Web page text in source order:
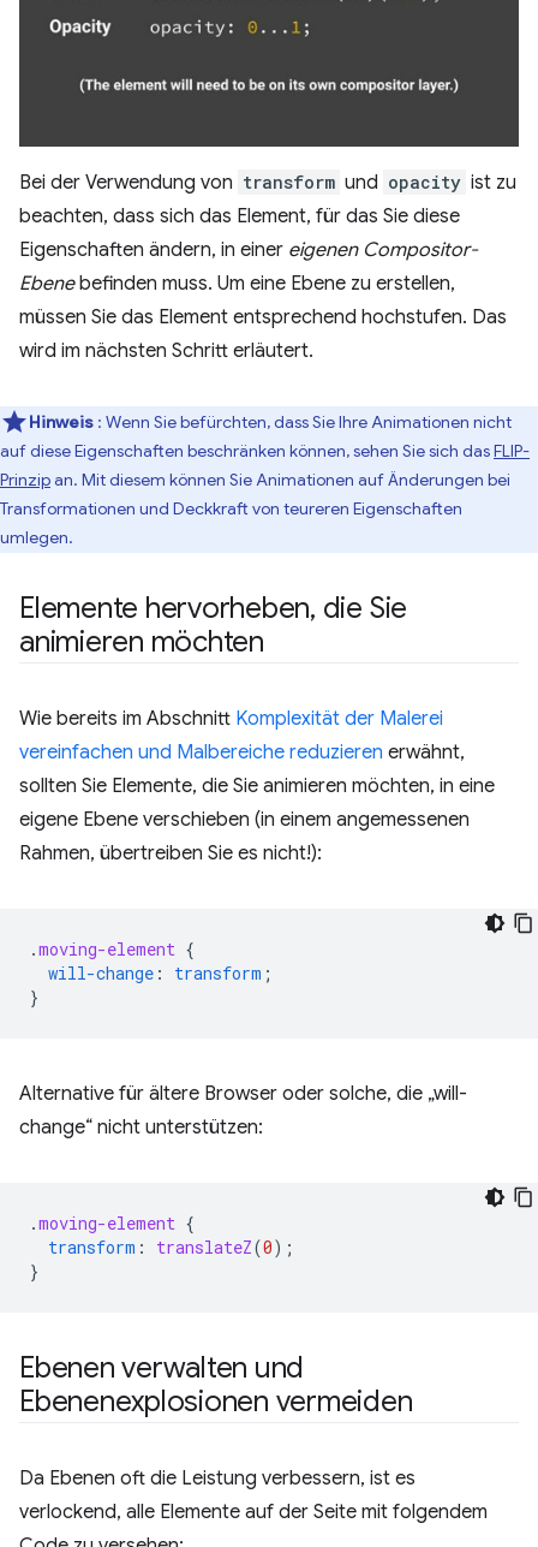
Bei der Verwendung von transform und opacity ist zu
beachten, dass sich das Element, für das Sie diese
Eigenschaften ändern, in einer eigenen Compositor-
Ebenebefinden muss. Um eine Ebene zu erstellen,
müssen Sie das Element entsprechend hochstufen. Das
wird im nächsten Schritt erläutert.
Hinweis : Wenn Sie befürchten, dass Sie Ihre Animationen nicht
auf diese Eigenschaften beschränken können, sehen Sie sich dasFLIP-
Prinzipan. Mit diesem können Sie Animationen auf Änderungen bei
Transformationen und Deckkraft von teureren Eigenschaften
umlegen.
Elemente hervorheben, die Sie
animieren möchten
Wie bereits im Abschnitt Komplexität der Malerei
vereinfachen und Malbereiche reduzieren erwähnt,
sollten Sie Elemente, die Sie animieren möchten, in eine
eigene Ebene verschieben (in einem angemessenen
Rahmen, übertreiben Sie es nicht!):
.moving-element {
will-change : transform ;
}
Alternative für ältere Browser oder solche, die „will-
change“ nicht unterstützen:
.moving-element {
transform : translateZ(0);
}
Ebenen verwalten und
Ebenenexplosionen vermeiden
Da Ebenen oft die Leistung verbessern, ist es
verlockend, alle Elemente auf der Seite mit folgendem